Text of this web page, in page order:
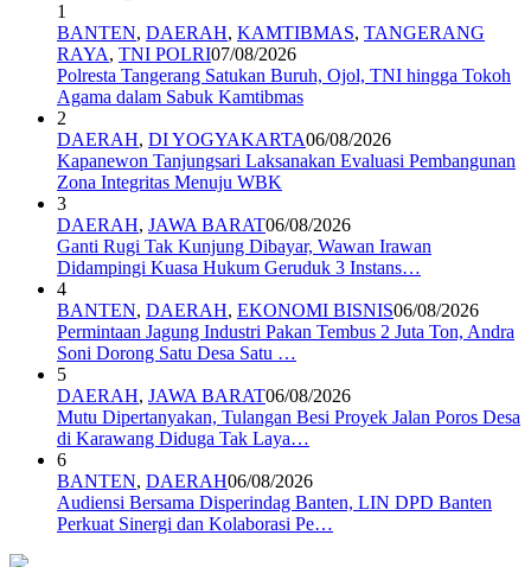
1
BANTEN, DAERAH, KAMTIBMAS, TANGERANG
RAYA, TNI POLRI07/08/2026
Polresta Tangerang Satukan Buruh, Ojol, TNI hingga Tokoh
Agama dalam Sabuk Kamtibmas
2
DAERAH, DI YOGYAKARTA06/08/2026
Kapanewon Tanjungsari Laksanakan Evaluasi Pembangunan
Zona Integritas Menuju WBK
3
DAERAH, JAWA BARAT06/08/2026
Ganti Rugi Tak Kunjung Dibayar, Wawan Irawan
Didampingi Kuasa Hukum Geruduk 3 Instans…
4
BANTEN, DAERAH, EKONOMI BISNIS06/08/2026
Permintaan Jagung Industri Pakan Tembus 2 Juta Ton, Andra
Soni Dorong Satu Desa Satu …
5
DAERAH, JAWA BARAT06/08/2026
Mutu Dipertanyakan, Tulangan Besi Proyek Jalan Poros Desa
di Karawang Diduga Tak Laya…
6
BANTEN, DAERAH06/08/2026
Audiensi Bersama Disperindag Banten, LIN DPD Banten
Perkuat Sinergi dan Kolaborasi Pe…